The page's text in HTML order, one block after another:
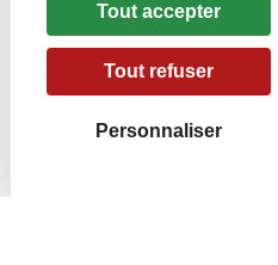
Tout accepter
Tout refuser
Personnaliser